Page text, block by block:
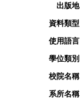
出版地
資料類型
使用語言
學位類別
校院名稱
系所名稱